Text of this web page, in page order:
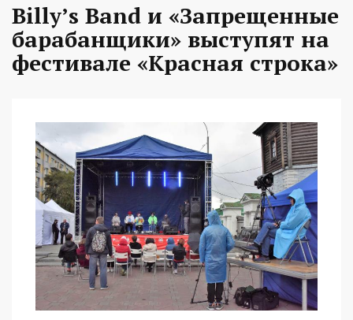
Billy’s Band и «Запрещенные
барабанщики» выступят на
фестивале «Красная строка»